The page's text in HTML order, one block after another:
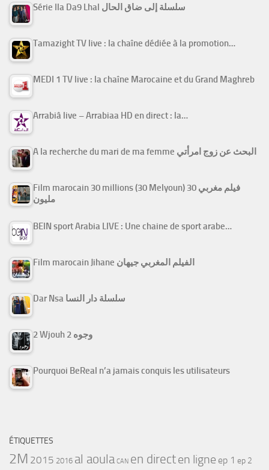
Série Ila Da9 Lhal سلسلة إلى ضاق الحال
Tamazight TV live : la chaîne dédiée à la promotion…
MEDI 1 TV live : la chaîne Marocaine et du Grand Maghreb
Arrabiâ live – Arrabiaa HD en direct : la…
A la recherche du mari de ma femme البحث عن زوج امرأتي
Film marocain 30 millions (30 Melyoun) فيلم مغربي 30
مليون
BEIN sport Arabia LIVE : Une chaine de sport arabe…
Film marocain Jihane الفيلم المغربي جيهان
Dar Nsa سلسلة دار النسا
2 Wjouh 2 وجوه
Pourquoi BeReal n’a jamais conquis les utilisateurs
ÉTIQUETTES
2M 2015 2016 al aoula CAN en directen ligne ep 1 ep 2